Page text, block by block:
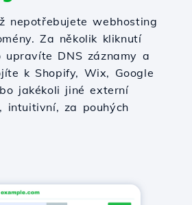
nepotřebujete webhosting
Za několik kliknutí
DNS záznamy a
k Shopify, Wix, Google
jakékoli jiné externí
intuitivní, za pouhých